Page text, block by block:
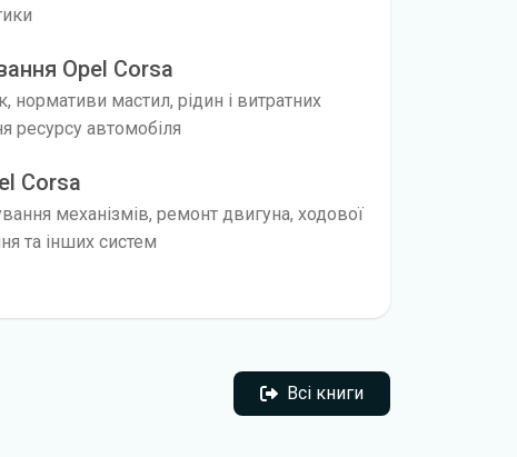
Opel Corsa
нормативи мастил, рідин і витратних
ресурсу автомобіля
Corsa
механізмів, ремонт двигуна, ходової
та інших систем
Всі книги
Всі книги